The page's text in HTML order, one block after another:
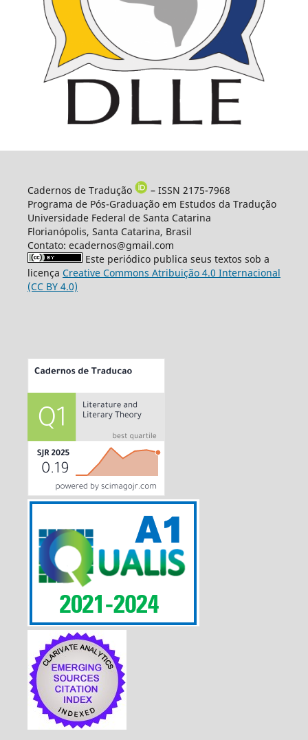
Cadernos de Tradução
– ISSN 2175-7968
Programa de Pós-Graduação em Estudos da Tradução
Universidade Federal de Santa Catarina
Florianópolis, Santa Catarina, Brasil
Contato: ecadernos@gmail.com
Este periódico publica seus textos sob a
licença Creative Commons Atribuição 4.0 Internacional
(CC BY 4.0)